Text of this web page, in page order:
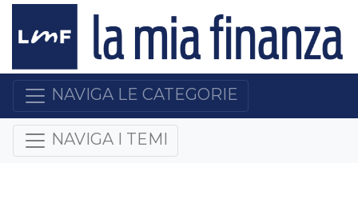
NAVIGA LE CATEGORIE
NAVIGA I TEMI